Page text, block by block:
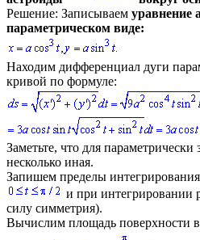
Решение: Записываем уравнение
параметрическом виде:
Находим дифференциал дуги
кривой по формуле:
Заметьте, что для
несколько иная.
Запишем пределы
и при интегрировании
силу симметрия).
Вычислим площадь поверхности